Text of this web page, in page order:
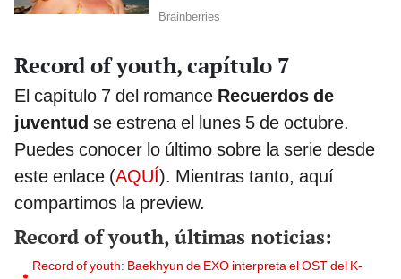
Record of youth, capítulo 7
El capítulo 7 del romance Recuerdos de
juventud se estrena el lunes 5 de octubre.
Puedes conocer lo último sobre la serie desde
este enlace (AQUÍ). Mientras tanto, aquí
compartimos la preview.
Record of youth, últimas noticias:
Record of youth: Baekhyun de EXO interpreta el OST del K-